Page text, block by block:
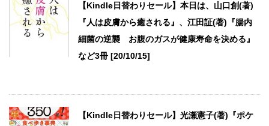
【Kindle日替わりセール】本日は、山口創(著)
『人は皮膚から癒される』、江田証(著)『腸内
細菌の逆襲 お腹のガスが健康寿命を決める』
など3冊 [20/10/15]
【Kindle日替わりセール】光瀬憲子(著)『ポケ